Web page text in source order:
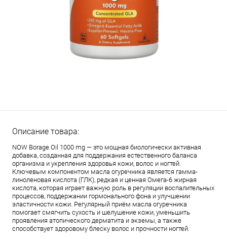
Описание товара:
NOW Borage Oil 1000 mg — это мощная биологически активная
добавка, созданная для поддержания естественного баланса
организма и укрепления здоровья кожи, волос и ногтей.
Ключевым компонентом масла огуречника является гамма-
линоленовая кислота (ГЛК), редкая и ценная Омега-6 жирная
кислота, которая играет важную роль в регуляции воспалительных
процессов, поддержании гормонального фона и улучшении
эластичности кожи. Регулярный приём масла огуречника
помогает смягчить сухость и шелушение кожи, уменьшить
проявления атопического дерматита и экземы, а также
способствует здоровому блеску волос и прочности ногтей.